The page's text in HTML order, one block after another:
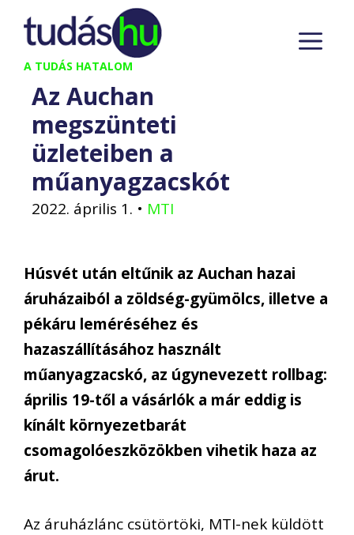
Kilépés
tartalomba
A TUDÁS HATALOM
Az Auchan
megszünteti
üzleteiben a
műanyagzacskót
2022. április 1. • MTI
Húsvét után eltűnik az Auchan hazai
áruházaiból a zöldség-gyümölcs, illetve a
pékáru leméréséhez és
hazaszállításához használt
műanyagzacskó, az úgynevezett rollbag:
április 19-től a vásárlók a már eddig is
kínált környezetbarát
csomagolóeszközökben vihetik haza az
árut.
Az áruházlánc csütörtöki, MTI-nek küldött